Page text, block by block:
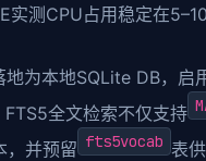
测CPU占用稳定在
地为本地SQLite DB，
全文检索不仅支持
，并预留 fts5vocab 表